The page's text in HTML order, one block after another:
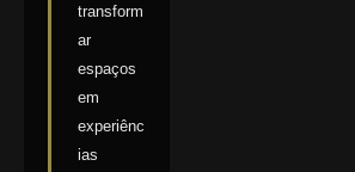
transform
ar
espaços
em
experiênc
ias